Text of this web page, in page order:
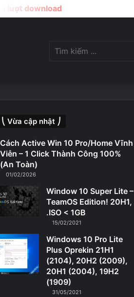
lượt download
Switch
skin
⎝ Vừa cập nhật ⎠
Cách Active Win 10 Pro/Home Vĩnh
Viễn – 1 Click Thành Công 100%
(An Toàn)
01/02/2026
Window 10 Super Lite –
TeamOS Edition! 20H1,
.ISO < 1GB
15/02/2021
Windows 10 Pro Lite
Plus Oprekin 21H1
(2104), 20H2 (2009),
20H1 (2004), 19H2
(1909)
31/05/2021